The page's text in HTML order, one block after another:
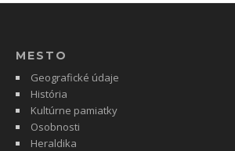
MESTO
Geografické údaje
História
Kultúrne pamiatky
Osobnosti
Heraldika